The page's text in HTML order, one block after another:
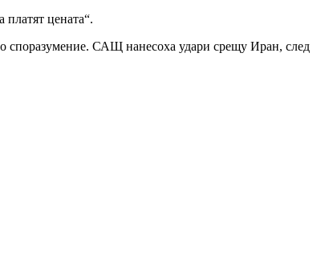
платят цената“.
споразумение. САЩ нанесоха удари срещу Иран, след